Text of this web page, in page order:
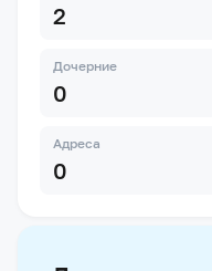
2
Дочерние
0
Адреса
0